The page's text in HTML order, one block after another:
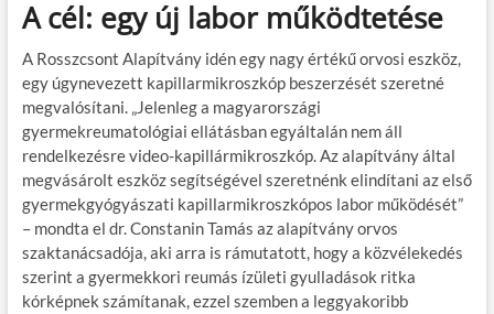
A cél: egy új labor működtetése
A Rosszcsont Alapítvány idén egy nagy értékű orvosi eszköz,
egy úgynevezett kapillarmikroszkóp beszerzését szeretné
megvalósítani. „Jelenleg a magyarországi
gyermekreumatológiai ellátásban egyáltalán nem áll
rendelkezésre video-kapillármikroszkóp. Az alapítvány által
megvásárolt eszköz segítségével szeretnénk elindítani az első
gyermekgyógyászati kapillarmikroszkópos labor működését”
– mondta el dr. Constanin Tamás az alapítvány orvos
szaktanácsadója, aki arra is rámutatott, hogy a közvélekedés
szerint a gyermekkori reumás ízületi gyulladások ritka
kórképnek számítanak, ezzel szemben a leggyakoribb